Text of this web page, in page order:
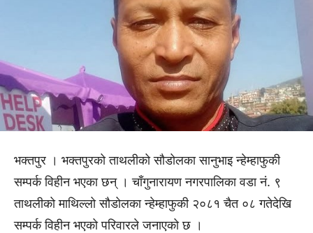
भक्तपुर । भक्तपुरको ताथलीको सौडोलका सानुभाइ न्हेम्हाफुकी
सम्पर्क विहीन भएका छन् । चाँगुनारायण नगरपालिका वडा नं. ९
ताथलीको माथिल्लो सौडोलका न्हेम्हाफुकी २०८१ चैत ०८ गतेदेखि
सम्पर्क विहीन भएको परिवारले जनाएको छ ।